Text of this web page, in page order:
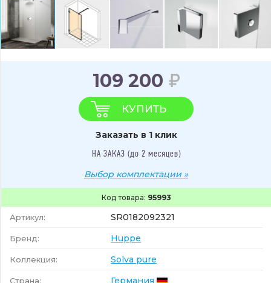
Код товара: 95993
Артикул: SR0182092321
Бренд: Huppe
Коллекция: Solva pure
Страна: Германия
109 200
КУПИТЬ
Заказать в 1 клик
НА ЗАКАЗ (до 2 месяцев)
Выбор комплектации »